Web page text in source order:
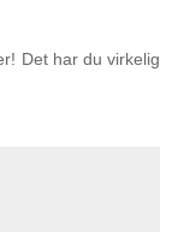
Det har du virkelig